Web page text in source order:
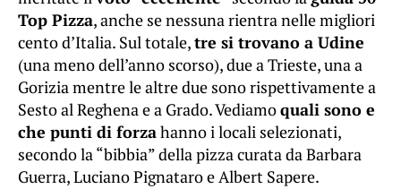
Top Pizza, anche se nessuna rientra nelle migliori
cento d’Italia. Sul totale,tre si trovano a Udine
(una meno dell’anno scorso), due a Trieste, una a
Gorizia mentre le altre due sono rispettivamente a
Sesto al Reghena e a Grado. Vediamoquali sono e
che punti di forzahanno i locali selezionati,
secondo la “bibbia” della pizza curata da Barbara
Guerra, Luciano Pignataro e Albert Sapere.